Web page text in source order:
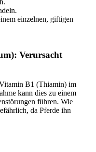
einzelnen, giftigen
Verursacht
B1 (Thiamin) im
kann dies zu einem
führen. Wie
da Pferde ihn